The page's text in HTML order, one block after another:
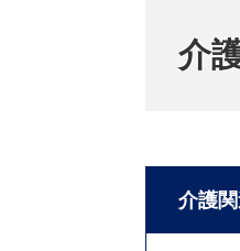
介
介護